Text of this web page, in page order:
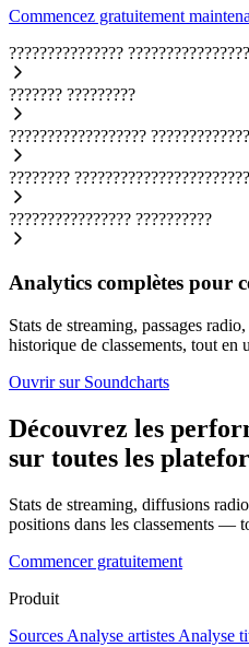
Commencez gratuitement
???????????????
??????? ?????????
??????????????????
????????
???????????????? ??????????
Analytics complètes pour
Stats de streaming, passages
historique de classements, tout en
Ouvrir sur Soundcharts
Découvrez les
sur toutes les
Stats de streaming, diffusions
positions dans les classements —
Commencer gratuitement
Produit
Sources Analyse artistes Analyse